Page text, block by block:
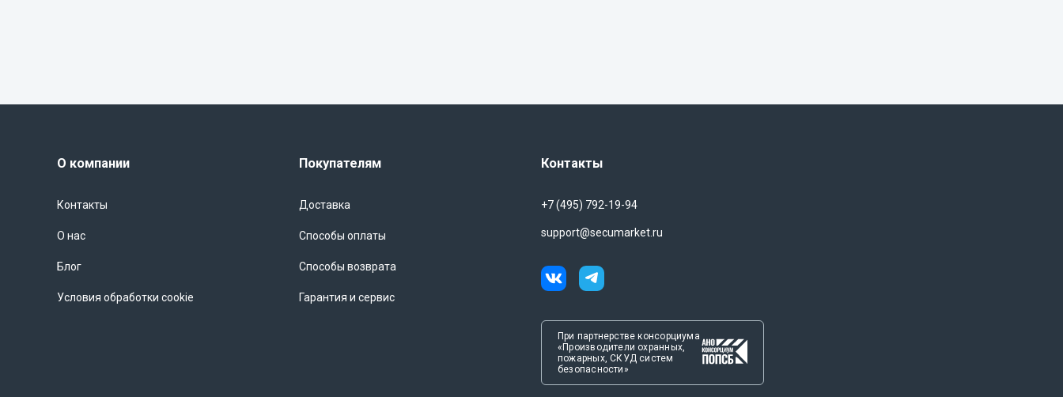
О компании
Контакты
О нас
Блог
Условия обработки cookie
Покупателям
Доставка
Способы оплаты
Способы возврата
Гарантия и сервис
Контакты
+7 (495) 792-19-94
support@secumarket.ru
При партнерстве консорциума
«Производители охранных,
пожарных, СКУД систем
безопасности»